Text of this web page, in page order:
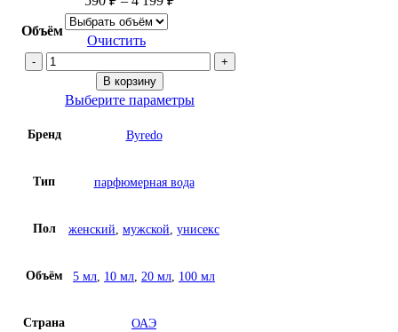
Объём
Очистить
Количество
Парфюм
масляной
Byredо
В корзину
Выберите параметры
Бренд Byredo
Тип парфюмерная вода
Пол женский мужской унисекс
Объём 5 мл 10 мл 20 мл 100 мл
Страна ОАЭ